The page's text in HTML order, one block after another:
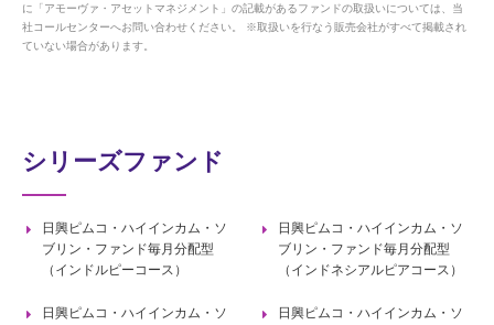
に「アモーヴァ・アセットマネジメント」の記載があるファンドの取扱いについては、当
社コールセンターへお問い合わせください。 ※取扱いを行なう販売会社がすべて掲載され
ていない場合があります。
シリーズファンド
日興ピムコ・ハイインカム・ソ
ブリン・ファンド毎月分配型
（インドルピーコース）
日興ピムコ・ハイインカム・ソ
ブリン・ファンド毎月分配型
（インドネシアルピアコース）
日興ピムコ・ハイインカム・ソ
日興ピムコ・ハイインカム・ソ